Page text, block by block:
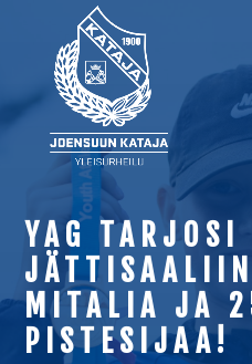
YAG TARJOSI
MITALIA JA
PISTESIJAA!